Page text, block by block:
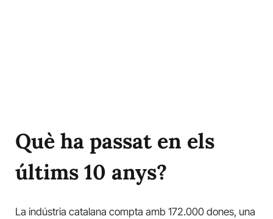
Què ha passat en els
últims 10 anys?
La indústria catalana compta amb 172.000 dones, una